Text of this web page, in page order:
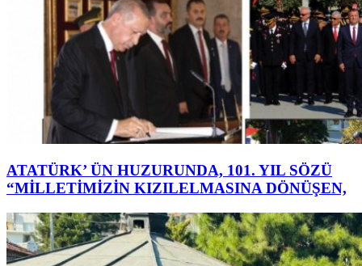
ATATÜRK’ ÜN HUZURUNDA, 101. YIL SÖZÜ
“MİLLETİMİZİN KIZILELMASINA DÖNÜŞEN,